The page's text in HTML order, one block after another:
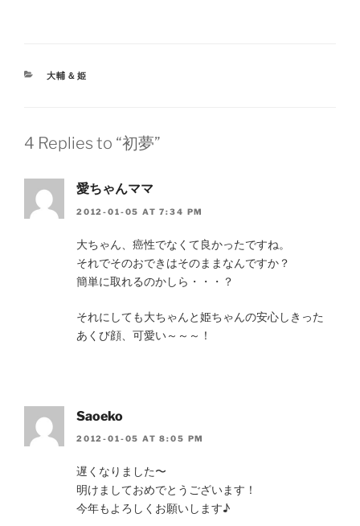
CATEGORIES
大輔＆姫
4 Replies to “初夢”
愛ちゃんママ
2012-01-05 AT 7:34 PM
大ちゃん、癌性でなくて良かったですね。
それでそのおできはそのままなんですか？
簡単に取れるのかしら・・・？
それにしても大ちゃんと姫ちゃんの安心しきった
あくび顔、可愛い～～～！
Saoeko
2012-01-05 AT 8:05 PM
遅くなりました〜
明けましておめでとうございます！
今年もよろしくお願いします♪